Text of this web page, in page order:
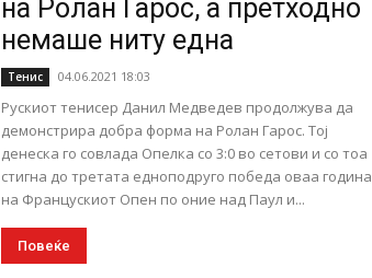
на Ролан Гарос, а претходно
немаше ниту една
Тенис 04.06.2021 18:03
Рускиот тенисер Данил Медведев продолжува да
демонстрира добра форма на Ролан Гарос. Тој
денеска го совлада Опелка со 3:0 во сетови и со тоа
стигна до третата едноподруго победа оваа година
на Францускиот Опен по оние над Паул и...
Повеќе